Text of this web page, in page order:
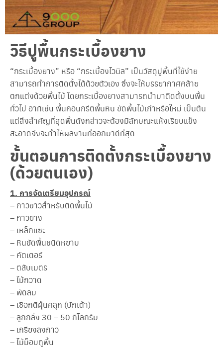
โ
ป
ร
โ
ม
ชั่
น
บ
ก
า
ร
ข
อ
า
วิ
ธี
า
ร
ซื้
อ
ท
ค
ว
ม
วิธีปูพื้นกระเบื้องยาง
“กระเบื้องยาง” หรือ “กระเบื้องไวนิล” เป็นวัสดุปูพื้นที่ใช้ง่าย
สามารถทำการติดตั้งได้ด้วยตัวเอง ซึ่งจะให้บรรยากาศคล้าย
ตกแต่งด้วยพื้นไม้ โดยกระเบื้องยางสามารถนำมาติดตั้งบนพื้น
ทั่วไป อาทิเช่น พื้นคอนกรีตพื้นหิน ขัดพื้นไม้เก่าหรือใหม่ เป็นต้น
แต่สิ่งสำคัญที่สุดพื้นดังกล่าวจะต้องมีลักษณะแห้งเรียบแข็ง
สะอาดจึงจะทำให้ผลงานที่ออกมาดีที่สุด
ขั้นตอนการติดตั้งกระเบื้องยาง
(ด้วยตนเอง)
1. การจัดเตรียมอุปกรณ์
– กาวขาวสำหรับติดพื้นไม้
– กาวยาง
– เหล็กแซะ
– หินขัดพื้นชนิดหยาบ
– คัตเตอร์
– ตลับเมตร
– ไม้กวาด
– พัดลม
– เชือกตีฝุ่นคลุก (บักเต้า)
– ลูกกลิ้ง 30 – 50 กิโลกรัม
– เกรียงลงกาว
– ไม้ม็อบถูพื้น